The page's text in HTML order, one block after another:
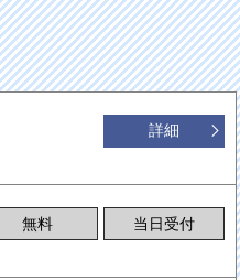
詳細
無料 当日受付